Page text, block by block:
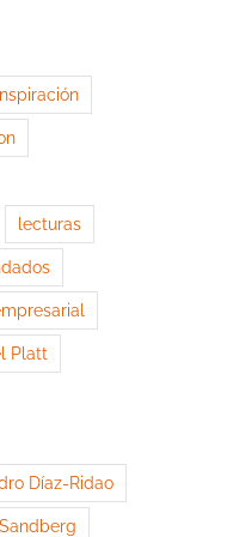
lecturas
Platt
Díaz-Ridao